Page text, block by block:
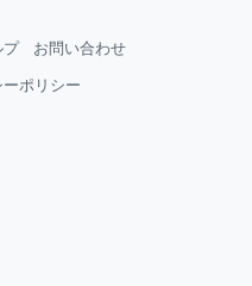
プ お問い合わせ
ポリシー